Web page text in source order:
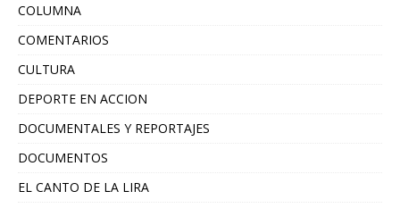
COLUMNA
COMENTARIOS
CULTURA
DEPORTE EN ACCION
DOCUMENTALES Y REPORTAJES
DOCUMENTOS
EL CANTO DE LA LIRA